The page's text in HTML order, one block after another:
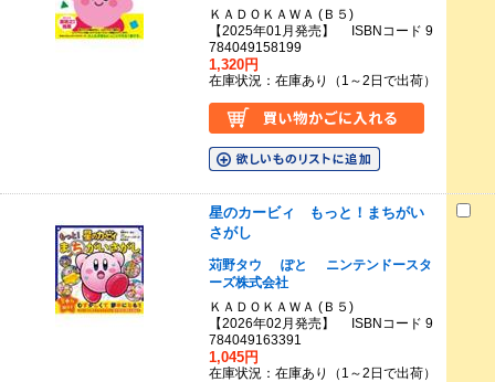
ＫＡＤＯＫＡＷＡ (Ｂ５)
【2025年01月発売】 ISBNコード 9
784049158199
1,320円
在庫状況：在庫あり（1～2日で出荷）
星のカービィ もっと！まちがい
さがし
苅野タウ ぽと
ニンテンドースタ
ーズ株式会社
ＫＡＤＯＫＡＷＡ (Ｂ５)
【2026年02月発売】 ISBNコード 9
784049163391
1,045円
在庫状況：在庫あり（1～2日で出荷）